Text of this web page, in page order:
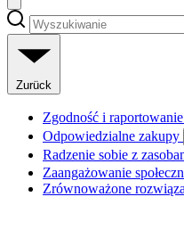
Zurück
Zgodność i raportowanie
Odpowiedzialne zakupy
Radzenie sobie z
Zaangażowanie
Zrównoważone